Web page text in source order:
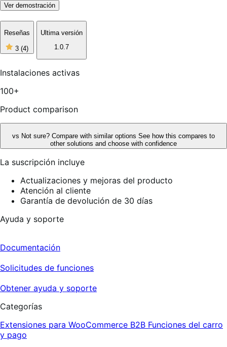
Ver demostración
Reseñas
3 (4)3
de
estrellas,
4
Ultima versión
1.0.7
Instalaciones activas
100+
Product comparison
vs Not sure? Compare with similar options See how this compares to
other solutions and choose with confidence
La suscripción incluye
Actualizaciones y mejoras del producto
Atención al cliente
Garantía de devolución de 30 días
Ayuda y soporte
Documentación
Solicitudes de funciones
Obtener ayuda y soporte
Categorías
Extensiones para WooCommerce B2B Funciones del carro
y pago